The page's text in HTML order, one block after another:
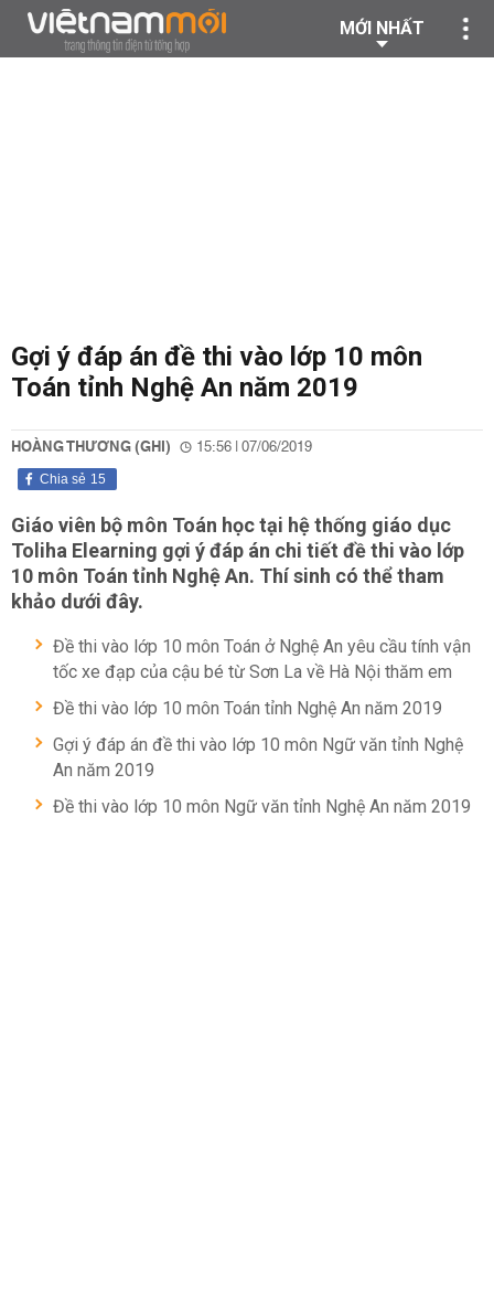
MỚI NHẤT
Gợi ý đáp án đề thi vào lớp 10 môn
Toán tỉnh Nghệ An năm 2019
HOÀNG THƯƠNG (GHI) 15:56 | 07/06/2019
15
Chia sẻ
Giáo viên bộ môn Toán học tại hệ thống giáo dục
Toliha Elearning gợi ý đáp án chi tiết đề thi vào lớp
10 môn Toán tỉnh Nghệ An. Thí sinh có thể tham
khảo dưới đây.
Đề thi vào lớp 10 môn Toán ở Nghệ An yêu cầu tính vận
tốc xe đạp của cậu bé từ Sơn La về Hà Nội thăm em
Đề thi vào lớp 10 môn Toán tỉnh Nghệ An năm 2019
Gợi ý đáp án đề thi vào lớp 10 môn Ngữ văn tỉnh Nghệ
An năm 2019
Đề thi vào lớp 10 môn Ngữ văn tỉnh Nghệ An năm 2019